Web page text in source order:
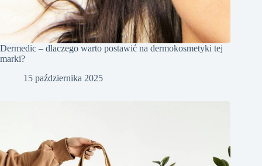
Dermedic – dlaczego warto postawić na dermokosmetyki tej
marki?
15 października 2025